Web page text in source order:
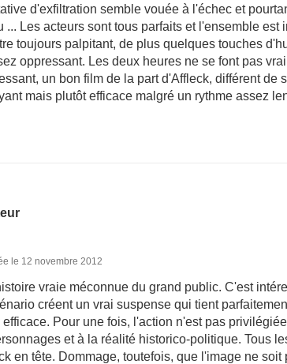
d'exfiltration semble vouée à l'échec et
... Les acteurs sont tous parfaits et l'ensemble est
toujours palpitant, de plus quelques touches
oppressant. Les deux heures ne se font pas
un bon film de la part d'Affleck, différent de
mais plutôt efficace malgré un rythme assez
le 12 novembre 2012
vraie méconnue du grand public. C'est
créent un vrai suspense qui tient
Pour une fois, l'action n'est pas
et à la réalité historico-politique. Tous
en tête. Dommage, toutefois, que l'image ne soit